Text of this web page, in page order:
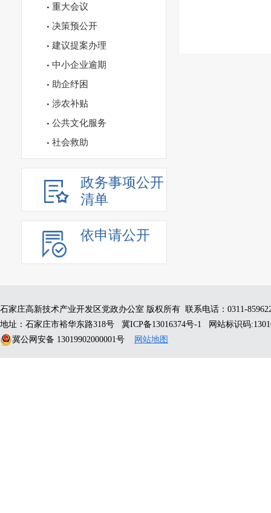
重大会议
决策预公开
建议提案办理
中小企业逾期
助企纾困
涉农补贴
公共文化服务
社会救助
政务事项公开
清单
依申请公开